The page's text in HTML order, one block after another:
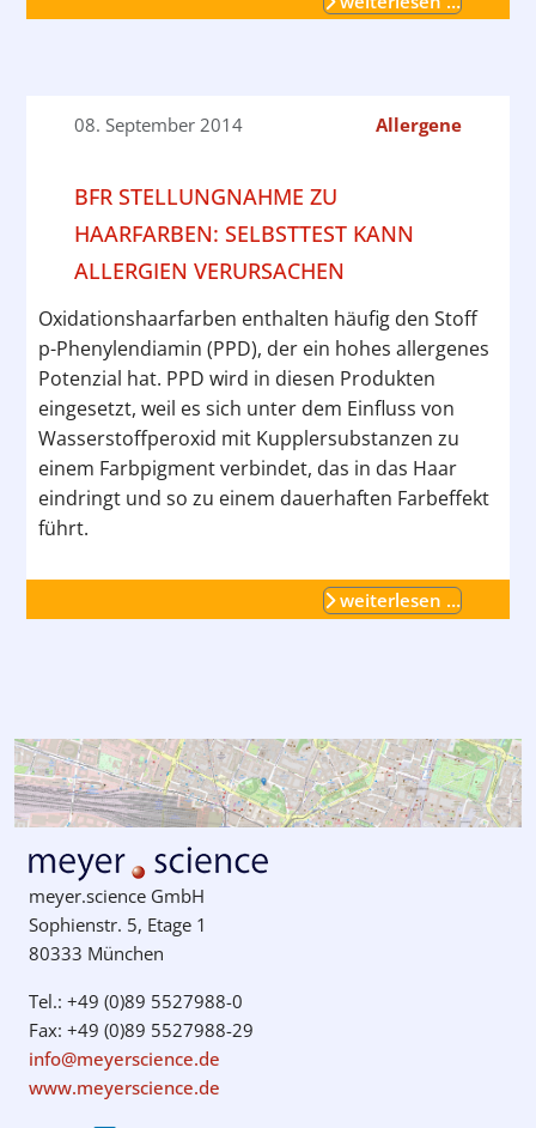
08. September 2014 Allergene
BFR STELLUNGNAHME ZU
HAARFARBEN: SELBSTTEST KANN
ALLERGIEN VERURSACHEN
Oxidationshaarfarben enthalten häufig den Stoff
p-Phenylendiamin (PPD), der ein hohes allergenes
Potenzial hat. PPD wird in diesen Produkten
eingesetzt, weil es sich unter dem Einfluss von
Wasserstoffperoxid mit Kupplersubstanzen zu
einem Farbpigment verbindet, das in das Haar
eindringt und so zu einem dauerhaften Farbeffekt
führt.
weiterlesen …
meyer.science GmbH
Sophienstr. 5, Etage 1
80333 München
Tel.: +49 (0)89 5527988-0
Fax: +49 (0)89 5527988-29
info@meyerscience.de
www.meyerscience.de